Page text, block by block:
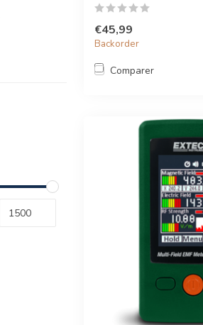
€45,99
Backorder
Comparer